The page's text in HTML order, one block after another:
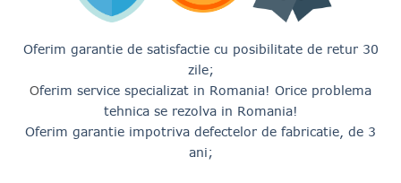
Oferim garantie de satisfactie cu posibilitate de retur 30
zile;
Oferim service specializat in Romania! Orice problema
tehnica se rezolva in Romania!
Oferim garantie impotriva defectelor de fabricatie, de 3
ani;